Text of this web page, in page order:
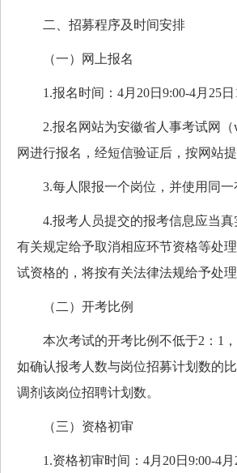
二、招募程序及时间安排
（一）网上报名
1.报名时间：4月20日9:00-4月25日
2.报名网站为安徽省人事考试网（
网进行报名，经短信验证后，按网站
3.每人限报一个岗位，并使用同一
4.报考人员提交的报考信息应当真
有关规定给予取消相应环节资格等处
试资格的，将按有关法律法规给予处理
（二）开考比例
本次考试的开考比例不低于2：1，
如确认报考人数与岗位招募计划数的
调剂该岗位招聘计划数。
（三）资格初审
1.资格初审时间：4月20日9:00-4月